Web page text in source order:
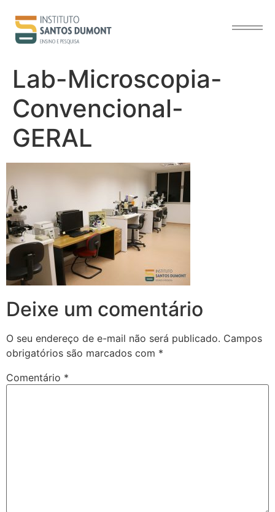
conteúdo
Lab-Microscopia-
Convencional-
GERAL
Deixe um comentário
O seu endereço de e-mail não será publicado. Campos
obrigatórios são marcados com *
Comentário *